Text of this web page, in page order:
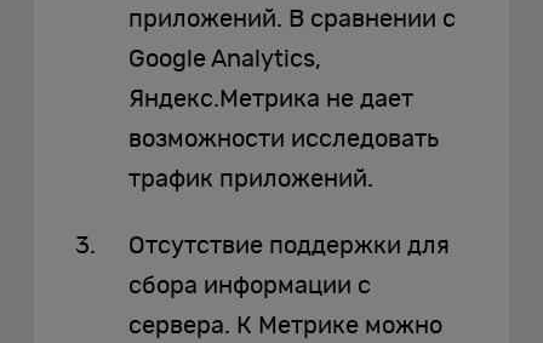
приложений. В сравнении с
Google Analytics,
Яндекс.Метрика не дает
возможности исследовать
трафик приложений.
Отсутствие поддержки для
сбора информации с
сервера. К Метрике можно